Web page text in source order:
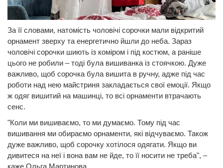
За її словами, натомість чоловічі сорочки мали відкритий
орнамент зверху та енергетично йшли до неба. Зараз
чоловічі сорочки шиють із коміром і під костюм, а раніше
цього не робили – тоді була вишиванка із стоячкою. Дуже
важливо, щоб сорочка була вишита в ручну, адже під час
роботи над нею майстриня закладається свої емоції. Якщо
ж одяг вишитий на машинці, то всі орнаменти втрачають
сенс.
"Коли ми вишиваємо, то ми думаємо. Тому під час
вишивання ми обираємо орнаменти, які відчуваємо. Також
дуже важливо, щоб сорочку хотілося одягати. Якщо ви
дивитеся на неї і вона вам не йде, то її носити не треба", –
каже Ольга Мартинова.